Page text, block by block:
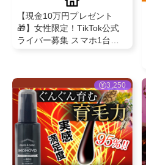
【現金10万円プレゼント
🎁】女性限定！TikTok公式
ライバー募集 スマホ1台＆
3,250